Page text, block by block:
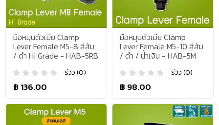
มือหมุนตัวเมีย Clamp
Lever Female M5-8 สีส้ม
/ ดำ Hi Grade - HAB-5RB
รีวิว (0)
฿ 136.00
มือหมุนตัวเมีย Clamp
Lever Female M5-10 สีส้ม
/ ดำ / น้ำเงิน - HAB-5M
รีวิว (0)
฿ 98.00